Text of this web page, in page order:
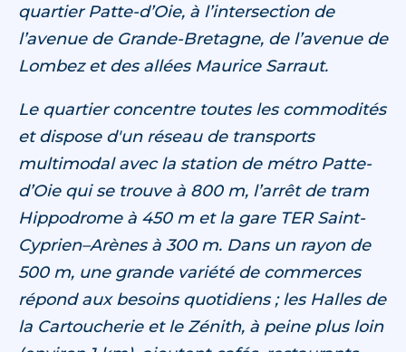
quartier Patte-d’Oie, à l’intersection de
l’avenue de Grande-Bretagne, de l’avenue de
Lombez et des allées Maurice Sarraut.
Le quartier concentre toutes les commodités
et dispose d'un réseau de transports
multimodal avec la station de métro Patte-
d’Oie qui se trouve à 800 m, l’arrêt de tram
Hippodrome à 450 m et la gare TER Saint-
Cyprien–Arènes à 300 m. Dans un rayon de
500 m, une grande variété de commerces
répond aux besoins quotidiens ; les Halles de
la Cartoucherie et le Zénith, à peine plus loin